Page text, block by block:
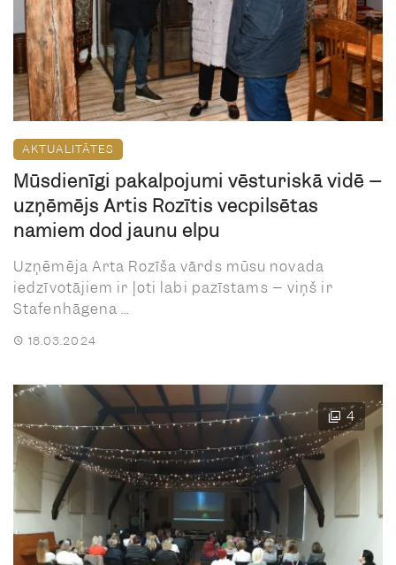
AKTUALITĀTES
Mūsdienīgi pakalpojumi vēsturiskā vidē –
uzņēmējs Artis Rozītis vecpilsētas
namiem dod jaunu elpu
Uzņēmēja Arta Rozīša vārds mūsu novada
iedzīvotājiem ir ļoti labi pazīstams – viņš ir
Stafenhāgena ...
18.03.2024
4